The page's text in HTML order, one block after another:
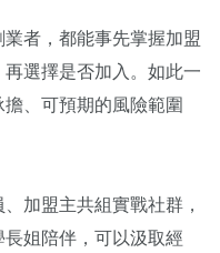
者，都能事先掌握加盟
選擇是否加入。如此一
、可預期的風險範圍
加盟主共組實戰社群，
姐陪伴，可以汲取經